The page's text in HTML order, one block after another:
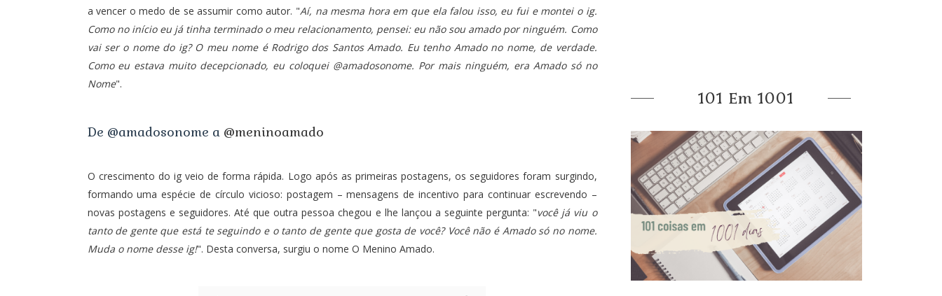
a vencer o medo de se assumir como autor. "Aí, na mesma hora em que ela falou isso, eu fui e montei o ig.
Como no início eu já tinha terminado o meu relacionamento, pensei: eu não sou amado por ninguém. Como
vai ser o nome do ig? O meu nome é Rodrigo dos Santos Amado. Eu tenho Amado no nome, de verdade.
Como eu estava muito decepcionado, eu coloquei @amadosonome. Por mais ninguém, era Amado só no
Nome".
De @amadosonome a @meninoamado
O crescimento do ig veio de forma rápida. Logo após as primeiras postagens, os seguidores foram surgindo,
formando uma espécie de círculo vicioso: postagem – mensagens de incentivo para continuar escrevendo –
novas postagens e seguidores. Até que outra pessoa chegou e lhe lançou a seguinte pergunta: "você já viu o
tanto de gente que está te seguindo e o tanto de gente que gosta de você? Você não é Amado só no nome.
Muda o nome desse ig!". Desta conversa, surgiu o nome O Menino Amado.
101 Em 1001